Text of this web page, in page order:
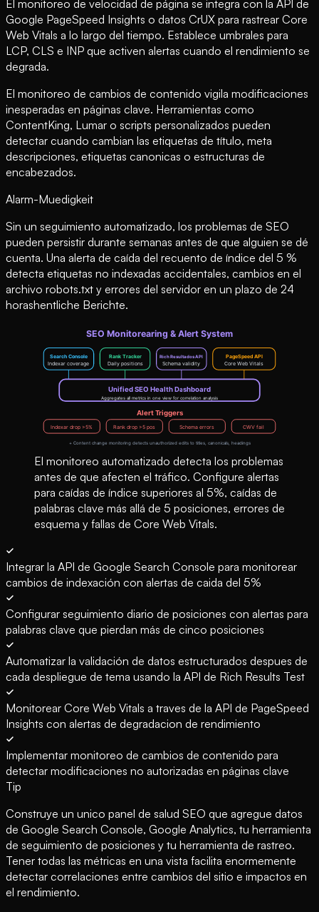
El monitoreo de velocidad de página se integra con la API de
Google PageSpeed Insights o datos CrUX para rastrear Core
Web Vitals a lo largo del tiempo. Establece umbrales para
LCP, CLS e INP que activen alertas cuando el rendimiento se
degrada.
El monitoreo de cambios de contenido vigila modificaciones
inesperadas en páginas clave. Herramientas como
ContentKing, Lumar o scripts personalizados pueden
detectar cuando cambian las etiquetas de título, meta
descripciones, etiquetas canonicas o estructuras de
encabezados.
Alarm-Muedigkeit
Sin un seguimiento automatizado, los problemas de SEO
pueden persistir durante semanas antes de que alguien se dé
cuenta. Una alerta de caída del recuento de índice del 5 %
detecta etiquetas no indexadas accidentales, cambios en el
archivo robots.txt y errores del servidor en un plazo de 24
horashentliche Berichte.
El monitoreo automatizado detecta los problemas
antes de que afecten el tráfico. Configure alertas
para caídas de índice superiores al 5%, caídas de
palabras clave más allá de 5 posiciones, errores de
esquema y fallas de Core Web Vitals.
Integrar la API de Google Search Console para monitorear
cambios de indexación con alertas de caida del 5%
Configurar seguimiento diario de posiciones con alertas para
palabras clave que pierdan más de cinco posiciones
Automatizar la validación de datos estructurados despues de
cada despliegue de tema usando la API de Rich Results Test
Monitorear Core Web Vitals a traves de la API de PageSpeed
Insights con alertas de degradacion de rendimiento
Implementar monitoreo de cambios de contenido para
detectar modificaciones no autorizadas en páginas clave
Tip
Construye un unico panel de salud SEO que agregue datos
de Google Search Console, Google Analytics, tu herramienta
de seguimiento de posiciones y tu herramienta de rastreo.
Tener todas las métricas en una vista facilita enormemente
detectar correlaciones entre cambios del sitio e impactos en
el rendimiento.